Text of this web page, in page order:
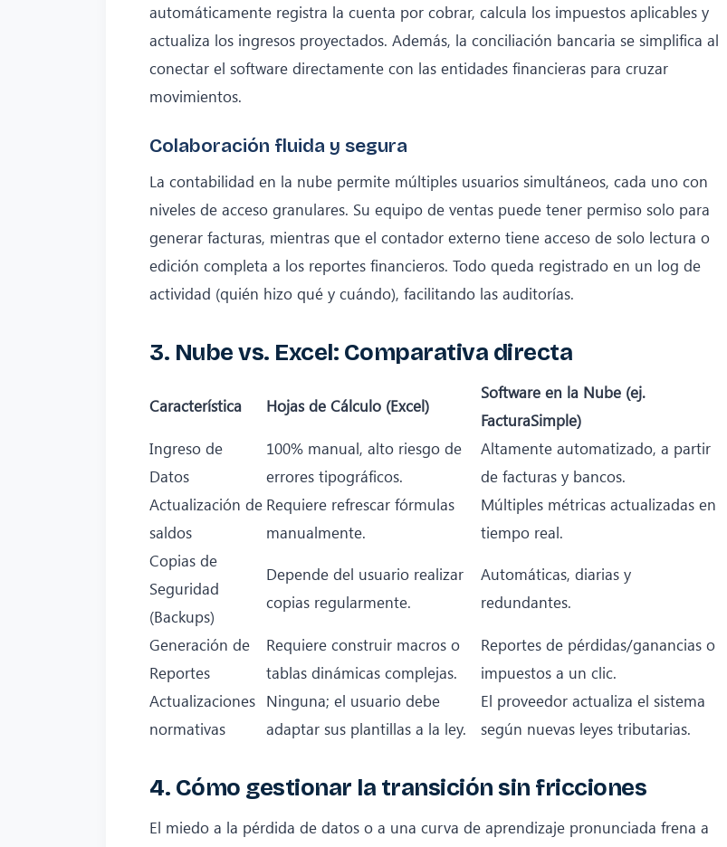
automáticamente registra la cuenta por cobrar, calcula los impuestos aplicables y
actualiza los ingresos proyectados. Además, la conciliación bancaria se simplifica al
conectar el software directamente con las entidades financieras para cruzar
movimientos.
Colaboración fluida y segura
La contabilidad en la nube permite múltiples usuarios simultáneos, cada uno con
niveles de acceso granulares. Su equipo de ventas puede tener permiso solo para
generar facturas, mientras que el contador externo tiene acceso de solo lectura o
edición completa a los reportes financieros. Todo queda registrado en un log de
actividad (quién hizo qué y cuándo), facilitando las auditorías.
3. Nube vs. Excel: Comparativa directa
Característica Hojas de Cálculo (Excel)
Software en la Nube (ej.
FacturaSimple)
Ingreso de
Datos
100% manual, alto riesgo de
errores tipográficos.
Altamente automatizado, a partir
de facturas y bancos.
Actualización de
saldos
Requiere refrescar fórmulas
manualmente.
Múltiples métricas actualizadas en
tiempo real.
Copias de
Seguridad
(Backups)
Depende del usuario realizar
copias regularmente.
Automáticas, diarias y
redundantes.
Generación de
Reportes
Requiere construir macros o
tablas dinámicas complejas.
Reportes de pérdidas/ganancias o
impuestos a un clic.
Actualizaciones
normativas
Ninguna; el usuario debe
adaptar sus plantillas a la ley.
El proveedor actualiza el sistema
según nuevas leyes tributarias.
4. Cómo gestionar la transición sin fricciones
El miedo a la pérdida de datos o a una curva de aprendizaje pronunciada frena a